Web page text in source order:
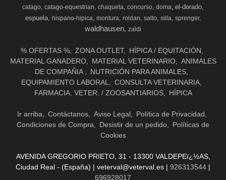
catago catago-equestrian chaqueta concurso doma el-dorado
espuela hispano-hipica montura roldan salto silla sprenger
waldhausen zaldi
% OFERTAS % ZONA OUTLET
HÍPICA / EQUITACIÓN
MATERIAL GANADERO
MATERIAL VETERINARIO
ANIMALES
DE COMPAÑIA
NUTRICIÓN PARA ANIMALES
EQUIPAMIENTO LABORAL
CONSULTA VETERINARIA
FARMACIA. VETER. / ZOOSANTIARIOS
HÍPICA
Ir arriba Contáctanos Aviso Legal
Política de Privacidad
Condiciones de Compra
Desistir de un pedido
Políticas de
Cookies
AVENIDA GREGORIO PRIETO, 31 - 13300 VALDEPEï¿½AS,
Ciudad Real - (España) | veterval@veterval.es | 926313544 |
696928017